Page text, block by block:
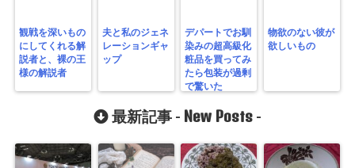
観戦を深いもの
にしてくれる解
説者と、裸の王
様の解説者
夫と私のジェネ
レーションギャ
ップ
デパートでお馴
染みの超高級化
粧品を買ってみ
たら包装が過剰
で驚いた
物欲のない彼が
欲しいもの
最新記事 - New Posts -